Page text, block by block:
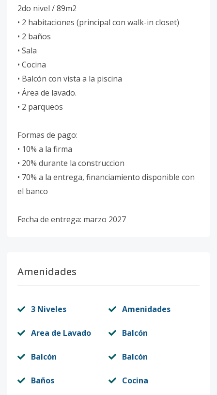
2do nivel / 89m2
• 2 habitaciones (principal con walk-in closet)
• 2 baños
• Sala
• Cocina
• Balcón con vista a la piscina
• Área de lavado.
• 2 parqueos
Formas de pago:
• 10% a la firma
• 20% durante la construccion
• 70% a la entrega, financiamiento disponible con
el banco
Fecha de entrega: marzo 2027
Amenidades
3 Niveles Amenidades
Area de Lavado Balcón
Balcón Balcón
Baños Cocina